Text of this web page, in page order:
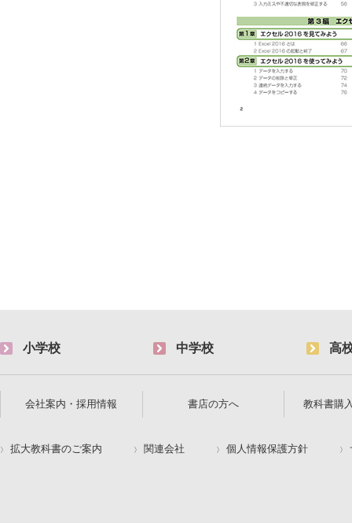
小学校 中学校 高
会社案内・採用情報 書店の方へ 教科書購
拡大教科書のご案内 関連会社 個人情報保護方針